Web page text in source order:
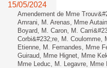
15/05/2024
Amendement de Mme
Amrani, M. Arenas, Mme
Boyard, M. Caron, M.
Corbi&#232;re, M. Coulomme,
Etienne, M. Fernandes, Mme
Guiraud, Mme Hignet, Mme
Mme Leduc, M. Legavre,